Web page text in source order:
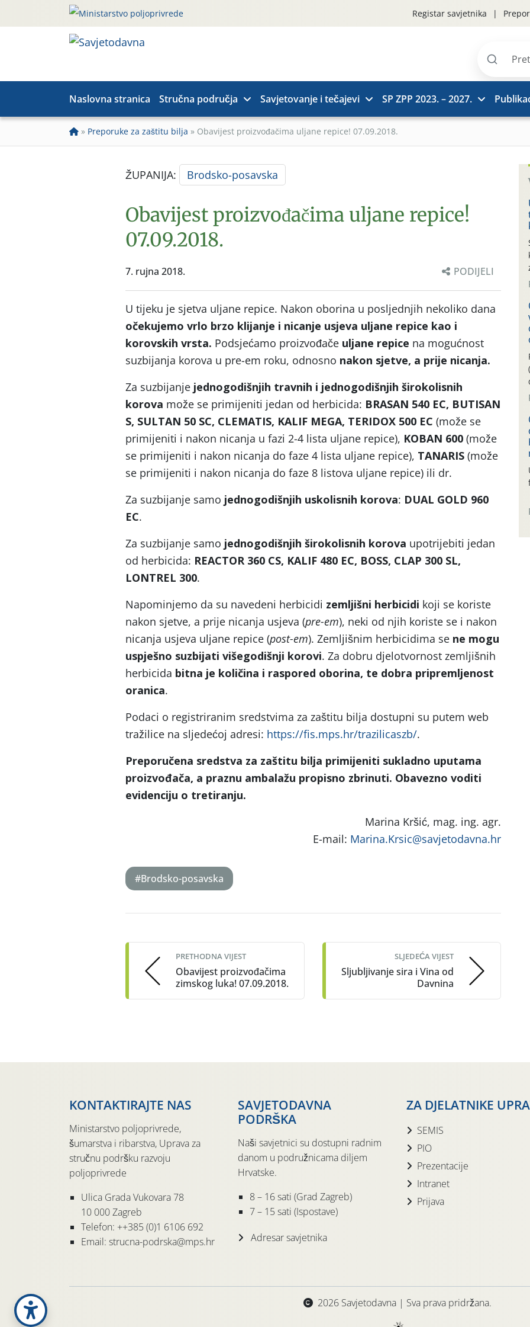
Registar savjetnika
Pretraži
stranice
Naslovna stranica Stručna područja Savjetovanje i tečajevi SP ZPP 2023. – 2027.
» Preporuke za zaštitu bilja » Obavijest proizvođačima uljane repice! 07.09.2018.
ŽUPANIJA: Brodsko-posavska
Obavijest proizvođačima uljane repice!
07.09.2018.
7. rujna 2018. PODIJELI
U tijeku je sjetva uljane repice. Nakon oborina u posljednjih nekoliko dana
očekujemo vrlo brzo klijanje i nicanje usjeva uljane repice kao i
korovskih vrsta. Podsjećamo proizvođače uljane repice na mogućnost
suzbijanja korova u pre-em roku, odnosno nakon sjetve, a prije nicanja.
Za suzbijanje jednogodišnjih travnih i jednogodišnjih širokolisnih
korova može se primijeniti jedan od herbicida: BRASAN 540 EC, BUTISAN
S, SULTAN 50 SC, CLEMATIS, KALIF MEGA, TERIDOX 500 EC (može se
primijeniti i nakon nicanja u fazi 2-4 lista uljane repice), KOBAN 600 (može
se primijeniti i nakon nicanja do faze 4 lista uljane repice), TANARIS (može
se primijeniti i nakon nicanja do faze 8 listova uljane repice) ili dr.
Za suzbijanje samo jednogodišnjih uskolisnih korova: DUAL GOLD 960
EC.
Za suzbijanje samo jednogodišnjih širokolisnih korova upotrijebiti jedan
od herbicida: REACTOR 360 CS, KALIF 480 EC, BOSS, CLAP 300 SL,
LONTREL 300.
Napominjemo da su navedeni herbicidi zemljišni herbicidi koji se koriste
nakon sjetve, a prije nicanja usjeva (pre-em), neki od njih koriste se i nakon
nicanja usjeva uljane repice (post-em). Zemljišnim herbicidima se ne mogu
uspješno suzbijati višegodišnji korovi. Za dobru djelotvornost zemljišnih
herbicida bitna je količina i raspored oborina, te dobra pripremljenost
oranica.
Podaci o registriranim sredstvima za zaštitu bilja dostupni su putem web
tražilice na sljedećoj adresi: https://fis.mps.hr/trazilicaszb/.
Preporučena sredstva za zaštitu bilja primijeniti sukladno uputama
proizvođača, a praznu ambalažu propisno zbrinuti. Obavezno voditi
evidenciju o tretiranju.
Marina Kršić, mag. ing. agr.
E-mail: Marina.Krsic@savjetodavna.hr
#Brodsko-posavska
navigation
PRETHODNA VIJEST
Obavijest proizvođačima
zimskog luka! 07.09.2018.
SLJEDEĆA VIJEST
Sljubljivanje sira i Vina od
Davnina
KONTAKTIRAJTE NAS
Ministarstvo poljoprivrede,
šumarstva i ribarstva, Uprava za
stručnu podršku razvoju
poljoprivrede
Ulica Grada Vukovara 78
10 000 Zagreb
Telefon: ++385 (0)1 6106 692
Email: strucna-podrska@mps.hr
SAVJETODAVNA
PODRŠKA
Naši savjetnici su dostupni radnim
danom u podružnicama diljem
Hrvatske.
8 – 16 sati (Grad Zagreb)
7 – 15 sati (Ispostave)
Adresar savjetnika
ZA DJELATNIKE
SEMIS
PIO
Prezentacije
Intranet
Prijava
2026 Savjetodavna | Sva prava pridržana.